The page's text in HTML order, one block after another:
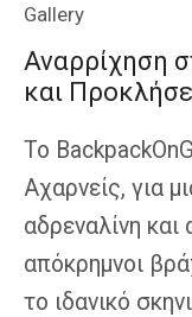
Gallery
Αναρρίχηση
και
Το
Αχαρνείς, για
αδρεναλίνη και
απόκρημνοι
το ιδανικό